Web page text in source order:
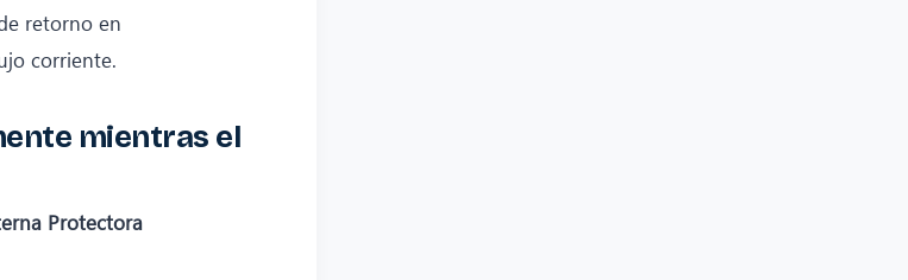
retorno en
corriente.
mientras el
Protectora